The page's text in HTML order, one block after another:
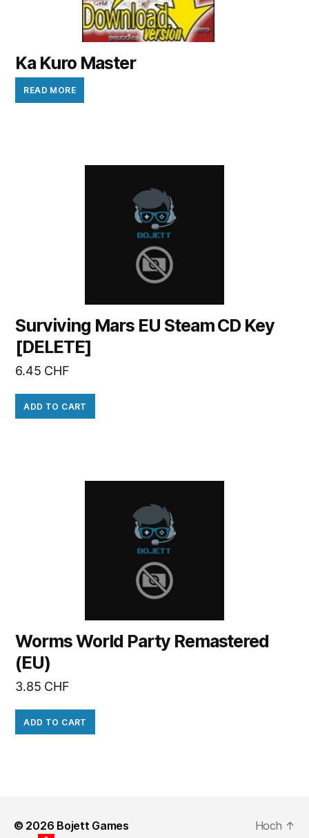
Ka Kuro Master
READ MORE
Surviving Mars EU Steam CD Key
[DELETE]
6.45 CHF
ADD TO CART
Worms World Party Remastered
(EU)
3.85 CHF
ADD TO CART
© 2026 Bojett Games Hoch ↑